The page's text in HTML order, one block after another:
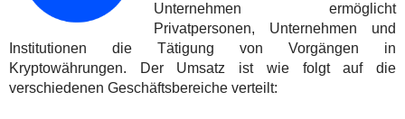
Unternehmen ermöglicht
Privatpersonen, Unternehmen und
Institutionen die Tätigung von Vorgängen in
Kryptowährungen. Der Umsatz ist wie folgt auf die
verschiedenen Geschäftsbereiche verteilt: